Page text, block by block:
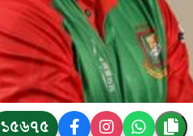
১৫৬৭৫